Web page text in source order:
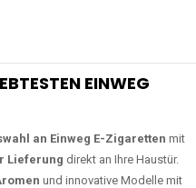
EINWEG
an Einweg E-Zigaretten mit
Lieferung direkt an Ihre Haustür.
und innovative Modelle mit